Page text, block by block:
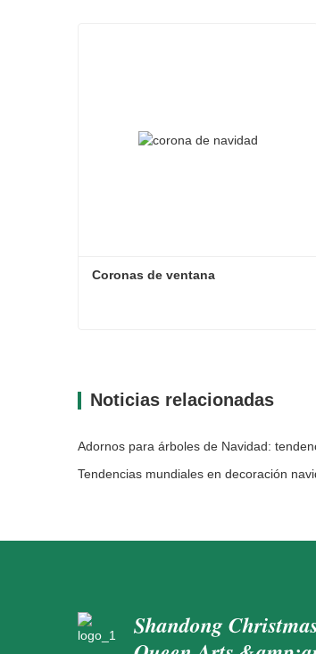
Coronas de ventana
Noticias relacionadas
Shandong